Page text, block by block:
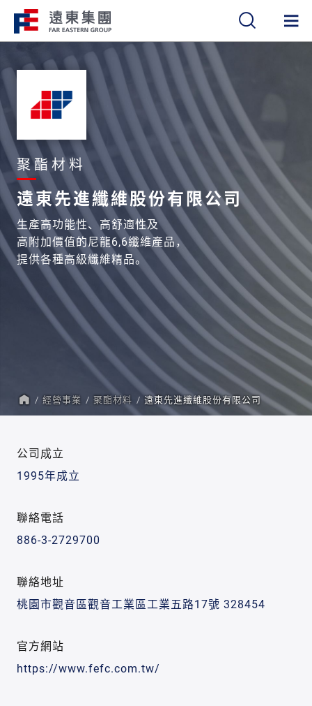
繁
聚酯材料
遠東先進纖維股份有限公司
生產高功能性、高舒適性及
高附加價值的尼龍6,6纖維產品，
提供各種高級纖維精品。
首
經營事業 聚酯材料 遠東先進纖維股份有限公司
公司成立
1995年成立
聯絡電話
886-3-2729700
聯絡地址
桃園市觀音區觀音工業區工業五路17號 328454
官方網站
https://www.fefc.com.tw/